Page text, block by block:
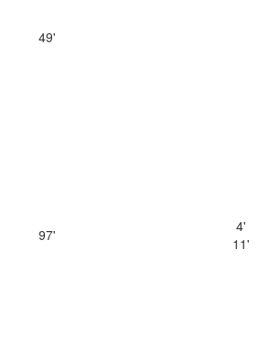
49'
97'
4'
11'